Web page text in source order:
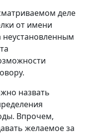
деле
от имени
неустановленным
назвать
Впрочем,
желаемое за